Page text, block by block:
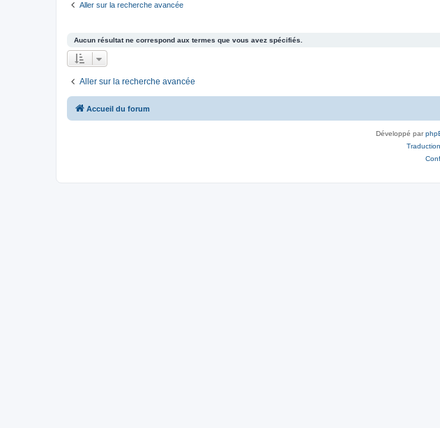
Aller sur la recherche avancée
Aucun résultat ne correspond aux termes que vous avez spécifiés.
Aller sur la recherche avancée
Accueil du forum
Développé par